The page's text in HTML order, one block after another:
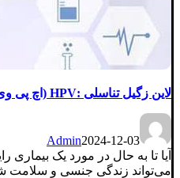
لاین زگیل تناسلی :HPV (اچ پی وی)
Admin2024-12-03
آیا تا به حال در مورد یک
می‌تواند زندگی جنسی و سلامت